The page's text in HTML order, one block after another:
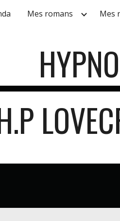
contentMes romans Mes